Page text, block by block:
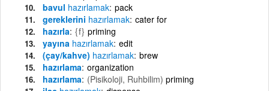
bavul hazırlamak pack
gereklerini hazırlamak cater for
hazırla {f} priming
yayına hazırlamak edit
(çay/kahve) hazırlamak brew
hazırlama organization
hazırlama (Pisikoloji, Ruhbilim) priming